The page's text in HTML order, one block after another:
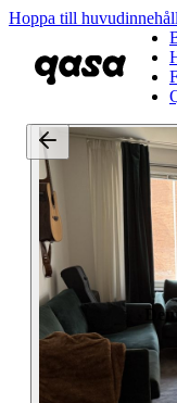
Hoppa till huvudinnehåll